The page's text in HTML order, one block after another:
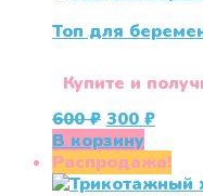
Топ для
Купите и
600₽
цена
составляла
600 ₽.
300 ₽
300 ₽.
В корзину
Распродажа!